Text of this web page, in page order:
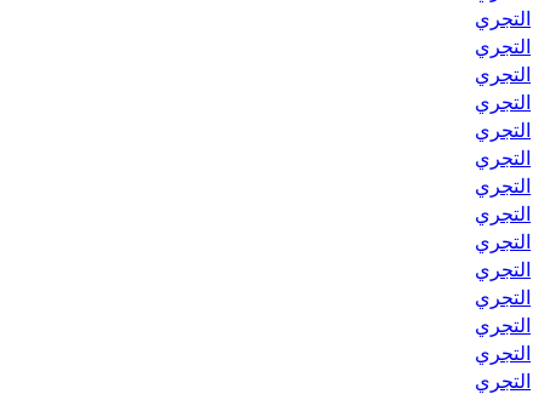
التجري
التجري
التجري
التجري
التجري
التجري
التجري
التجري
التجري
التجري
التجري
التجري
التجري
التجري